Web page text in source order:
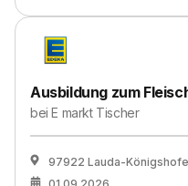
Ausbildung zum
beiE markt Tischer
97922 Lauda-